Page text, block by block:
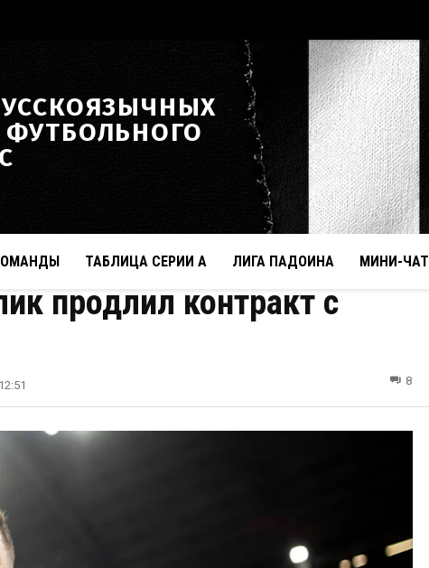
ТАБЛИЦА СЕРИИ А ЛИГА ПАДОИНА МИНИ-ЧАТ
продлил контракт с
8